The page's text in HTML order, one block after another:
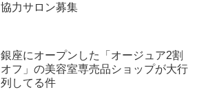
協力サロン募集
銀座にオープンした「オージュア2割
オフ」の美容室専売品ショップが大行
列してる件